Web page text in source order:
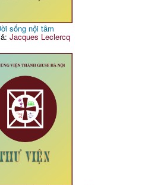
sống nội tâm
Jacques Leclercq